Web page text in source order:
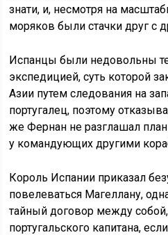
знати, и, несмотря на
моряков были стачки друг с
Испанцы были недовольны
экспедицией, суть которой
Азии путем следования на
португалец, поэтому
же Фернан не разглашал
у командующих другими
Король Испании приказал
повелеваться Магеллану,
тайный договор между собой,
португальского капитана,